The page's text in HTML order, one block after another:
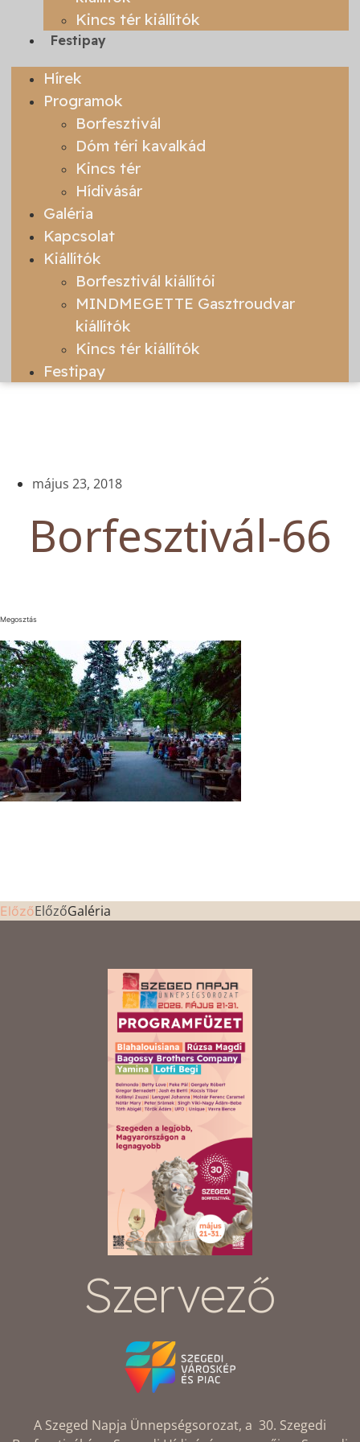
Kincs tér kiállítók
Festipay
Hírek
Programok
Borfesztivál
Dóm téri kavalkád
Kincs tér
Hídivásár
Galéria
Kapcsolat
Kiállítók
Borfesztivál kiállítói
MINDMEGETTE Gasztroudvar
kiállítók
Kincs tér kiállítók
Festipay
május 23, 2018
Borfesztivál-66
Megosztás
ElőzőElőzőGaléria
Szervező
A Szeged Napja Ünnepségsorozat, a 30. Szegedi